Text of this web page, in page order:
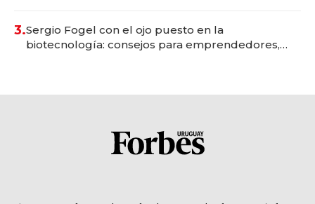
3.Sergio Fogel con el ojo puesto en la
biotecnología: consejos para emprendedores,